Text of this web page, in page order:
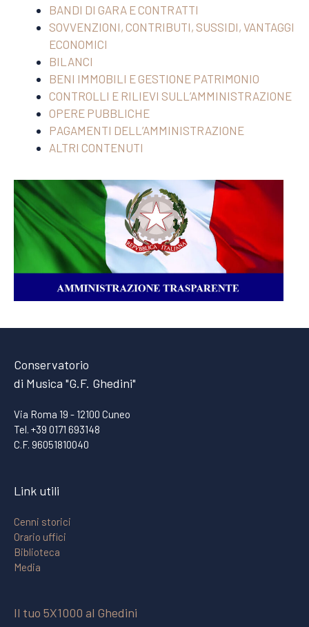
BANDI DI GARA E CONTRATTI
SOVVENZIONI, CONTRIBUTI, SUSSIDI, VANTAGGI
ECONOMICI
BILANCI
BENI IMMOBILI E GESTIONE PATRIMONIO
CONTROLLI E RILIEVI SULL’AMMINISTRAZIONE
OPERE PUBBLICHE
PAGAMENTI DELL’AMMINISTRAZIONE
ALTRI CONTENUTI
Conservatorio
di Musica "G.F. Ghedini"
Via Roma 19 - 12100 Cuneo
Tel. +39 0171 693148
C.F. 96051810040
Link utili
Cenni storici
Orario uffici
Biblioteca
Media
Il tuo 5X1000 al Ghedini